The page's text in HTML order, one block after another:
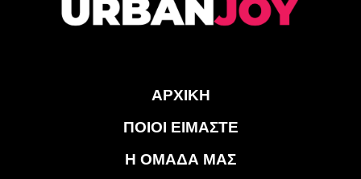
ΑΡΧΙΚΗ
ΠΟΙΟΙ ΕΙΜΑΣΤΕ
Η ΟΜΑΔΑ ΜΑΣ